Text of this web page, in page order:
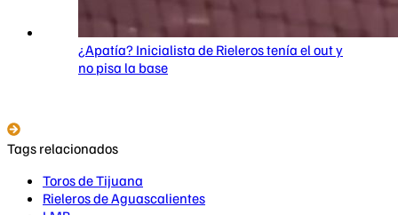
¿Apatía? Inicialista de Rieleros tenía el out y
no pisa la base
Tags relacionados
Toros de Tijuana
Rieleros de Aguascalientes